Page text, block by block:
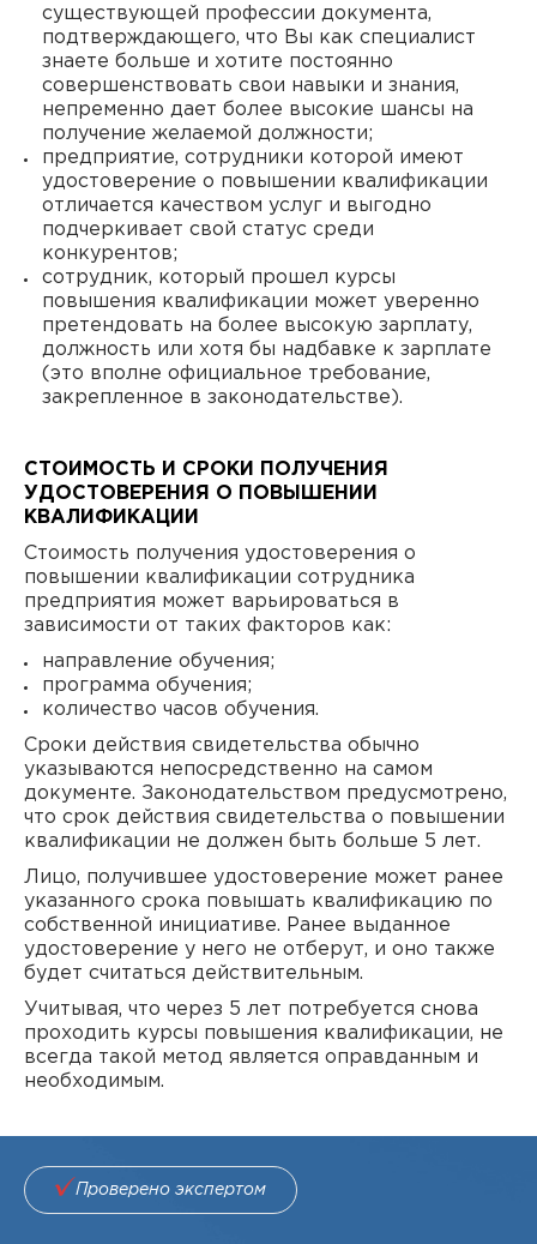
существующей профессии документа,
подтверждающего, что Вы как специалист
знаете больше и хотите постоянно
совершенствовать свои навыки и знания,
непременно дает более высокие шансы на
получение желаемой должности;
предприятие, сотрудники которой имеют
удостоверение о повышении квалификации
отличается качеством услуг и выгодно
подчеркивает свой статус среди
конкурентов;
сотрудник, который прошел курсы
повышения квалификации может уверенно
претендовать на более высокую зарплату,
должность или хотя бы надбавке к зарплате
(это вполне официальное требование,
закрепленное в законодательстве).
СТОИМОСТЬ И СРОКИ ПОЛУЧЕНИЯ
УДОСТОВЕРЕНИЯ О ПОВЫШЕНИИ
КВАЛИФИКАЦИИ
Стоимость получения удостоверения о
повышении квалификации сотрудника
предприятия может варьироваться в
зависимости от таких факторов как:
направление обучения;
программа обучения;
количество часов обучения.
Сроки действия свидетельства обычно
указываются непосредственно на самом
документе. Законодательством предусмотрено,
что срок действия свидетельства о повышении
квалификации не должен быть больше 5 лет.
Лицо, получившее удостоверение может ранее
указанного срока повышать квалификацию по
собственной инициативе. Ранее выданное
удостоверение у него не отберут, и оно также
будет считаться действительным.
Учитывая, что через 5 лет потребуется снова
проходить курсы повышения квалификации, не
всегда такой метод является оправданным и
необходимым.
Проверено экспертом